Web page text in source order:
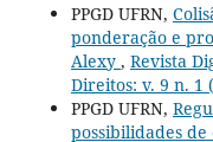
PPGD UFRN,
ponderação e
Alexy , Revista
Direitos: v. 9 n. 1
PPGD UFRN,
possibilidades